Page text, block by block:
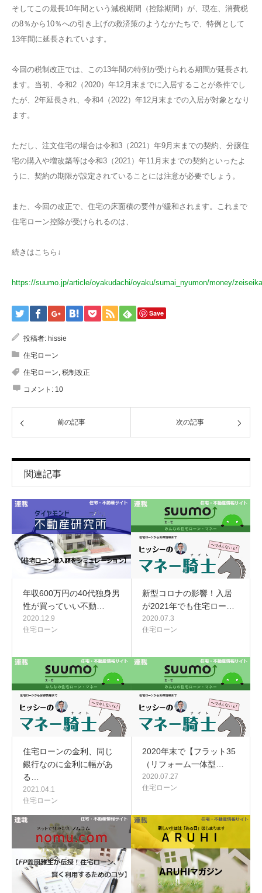
そしてこの最長10年間という減税期間（控除期間）が、現在、消費税
の8％から10％への引き上げの救済策のようなかたちで、特例として
13年間に延長されています。
今回の税制改正では、この13年間の特例が受けられる期間が延長され
ます。当初、令和2（2020）年12月末までに入居することが条件でし
たが、2年延長され、令和4（2022）年12月末までの入居が対象となり
ます。
ただし、注文住宅の場合は令和3（2021）年9月末までの契約、分譲住
宅の購入や増改築等は令和3（2021）年11月末までの契約といったよ
うに、契約の期限が設定されていることには注意が必要でしょう。
また、今回の改正で、住宅の床面積の要件が緩和されます。これまで
住宅ローン控除が受けられるのは、
続きはこちら↓
https://suumo.jp/article/oyakudachi/oyaku/sumai_nyumon/money/
Save
投稿者: hissie
住宅ローン
住宅ローン, 税制改正
コメント: 10
前の記事 次の記事
関連記事
年収600万円の40代独身男
性が買っていい不動…
2020.12.9
住宅ローン
新型コロナの影響！入居
が2021年でも住宅ロー…
2020.07.3
住宅ローン
住宅ローンの金利、同じ
銀行なのに金利に幅があ
る…
2021.04.1
住宅ローン
2020年末で【フラット35
（リフォーム一体型…
2020.07.27
住宅ローン